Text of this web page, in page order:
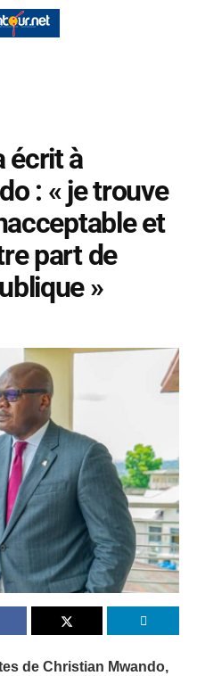
écrit à
: « je trouve
et
part de
»
de Christian Mwando,